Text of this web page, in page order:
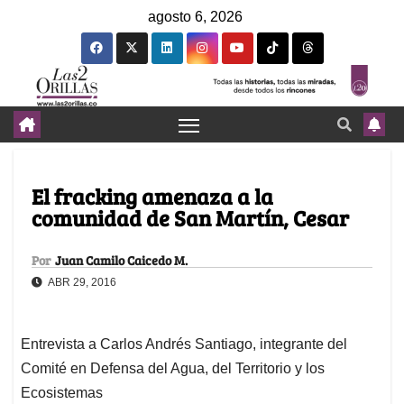
agosto 6, 2026
El fracking amenaza a la
comunidad de San Martín, Cesar
Por Juan Camilo Caicedo M.
ABR 29, 2016
Entrevista a Carlos Andrés Santiago, integrante del
Comité en Defensa del Agua, del Territorio y los
Ecosistemas